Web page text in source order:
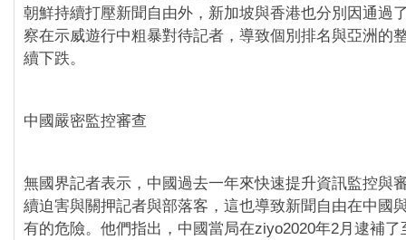
朝鮮持續打壓新聞自由外，新加坡與香港也分別因通過
察在示威遊行中粗暴對待記者，導致個別排名與亞洲的
續下跌。
中國嚴密監控審查
無國界記者表示，中國過去一年來快速提升資訊監控與
續迫害與關押記者與部落客，這也導致新聞自由在中國
有的危險。他們指出，中國當局在ziyo2020年2月逮補